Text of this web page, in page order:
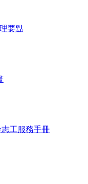
要點
工服務手冊